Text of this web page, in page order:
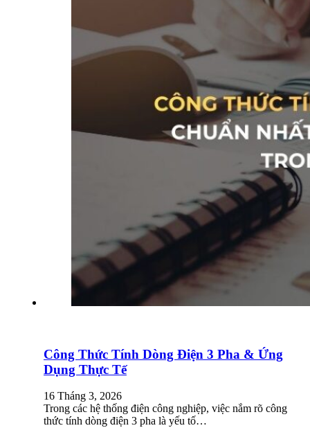
Công Thức Tính Dòng Điện 3 Pha & Ứng
Dụng Thực Tế
16 Tháng 3, 2026
Trong các hệ thống điện công nghiệp, việc nắm rõ công
thức tính dòng điện 3 pha là yếu tố…